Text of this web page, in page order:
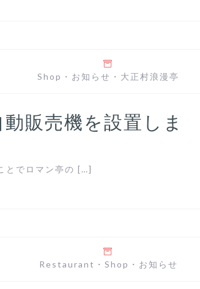
Shop ・ お知らせ ・ 大正村浪漫亭
販売機を設置しま
とでロマン亭の […]
Restaurant ・ Shop ・ お知らせ